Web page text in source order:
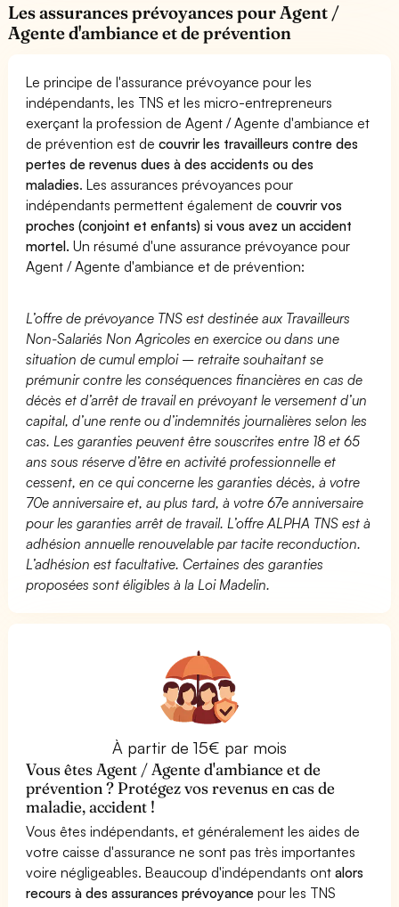
Les assurances prévoyances pour Agent /
Agente d'ambiance et de prévention
Le principe de l'assurance prévoyance pour les
indépendants, les TNS et les micro-entrepreneurs
exerçant la profession de Agent / Agente d'ambiance et
de prévention est decouvrir les travailleurs contre des
pertes de revenus dues à des accidents ou des
maladies. Les assurances prévoyances pour
indépendants permettent également decouvrir vos
proches (conjoint et enfants) si vous avez un accident
mortel. Un résumé d'une assurance prévoyance pour
Agent / Agente d'ambiance et de prévention:
L’offre de prévoyance TNS est destinée aux Travailleurs
Non-Salariés Non Agricoles en exercice ou dans une
situation de cumul emploi – retraite souhaitant se
prémunir contre les conséquences financières en cas de
décès et d’arrêt de travail en prévoyant le versement d’un
capital, d’une rente ou d’indemnités journalières selon les
cas. Les garanties peuvent être souscrites entre 18 et 65
ans sous réserve d’être en activité professionnelle et
cessent, en ce qui concerne les garanties décès, à votre
70e anniversaire et, au plus tard, à votre 67e anniversaire
pour les garanties arrêt de travail. L’offre ALPHA TNS est à
adhésion annuelle renouvelable par tacite reconduction.
L’adhésion est facultative. Certaines des garanties
proposées sont éligibles à la Loi Madelin.
À partir de 15€ par mois
Vous êtes Agent / Agente d'ambiance et de
prévention ? Protégez vos revenus en cas de
maladie, accident !
Vous êtes indépendants, et généralement les aides de
votre caisse d'assurance ne sont pas très importantes
voire négligeables. Beaucoup d'indépendants ontalors
recours à des assurances prévoyance pour les TNS